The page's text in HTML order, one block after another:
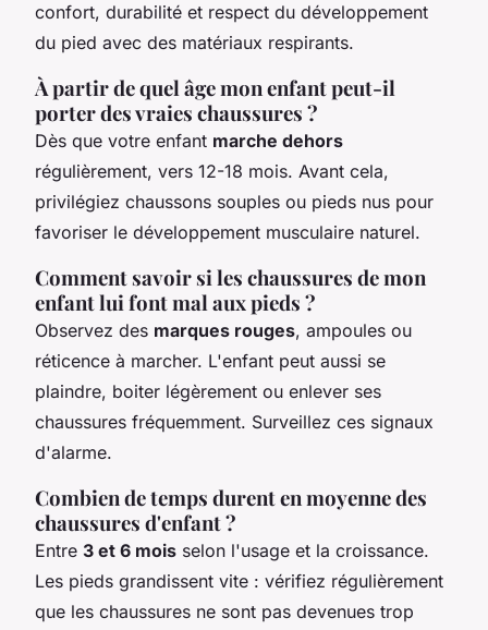
confort, durabilité et respect du développement
du pied avec des matériaux respirants.
À partir de quel âge mon enfant peut-il
porter des vraies chaussures ?
Dès que votre enfant marche dehors
régulièrement, vers 12-18 mois. Avant cela,
privilégiez chaussons souples ou pieds nus pour
favoriser le développement musculaire naturel.
Comment savoir si les chaussures de mon
enfant lui font mal aux pieds ?
Observez des marques rouges, ampoules ou
réticence à marcher. L'enfant peut aussi se
plaindre, boiter légèrement ou enlever ses
chaussures fréquemment. Surveillez ces signaux
d'alarme.
Combien de temps durent en moyenne des
chaussures d'enfant ?
Entre 3 et 6 mois selon l'usage et la croissance.
Les pieds grandissent vite : vérifiez régulièrement
que les chaussures ne sont pas devenues trop